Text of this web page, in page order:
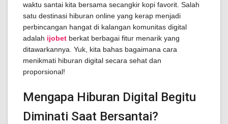
waktu santai kita bersama secangkir kopi favorit. Salah
satu destinasi hiburan online yang kerap menjadi
perbincangan hangat di kalangan komunitas digital
adalah ijobet berkat berbagai fitur menarik yang
ditawarkannya. Yuk, kita bahas bagaimana cara
menikmati hiburan digital secara sehat dan
proporsional!
Mengapa Hiburan Digital Begitu
Diminati Saat Bersantai?